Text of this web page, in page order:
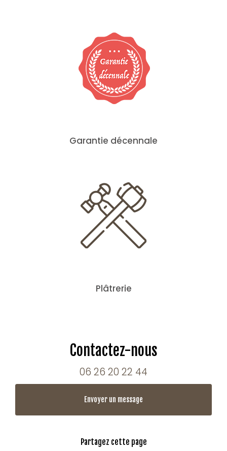
Garantie décennale
Plâtrerie
Contactez-nous
06 26 20 22 44
Envoyer un message
Partagez cette page